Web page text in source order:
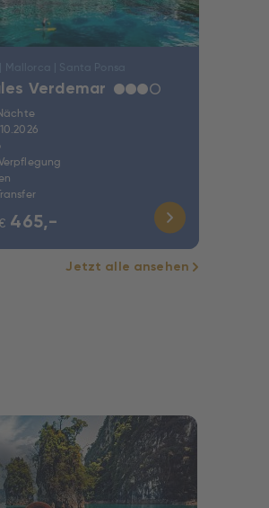
Verdemar ★★★☆
465,-
Jetzt alle ansehen